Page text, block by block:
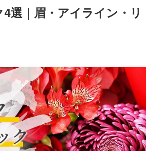
選｜眉・アイライン・リ